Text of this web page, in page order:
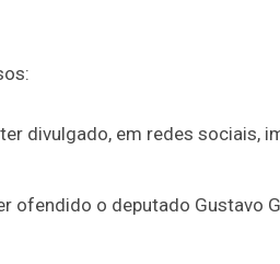
divulgado, em redes sociais,
ofendido o deputado Gustavo